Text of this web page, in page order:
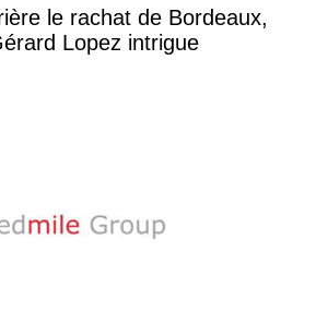
le rachat de Bordeaux,
Lopez intrigue